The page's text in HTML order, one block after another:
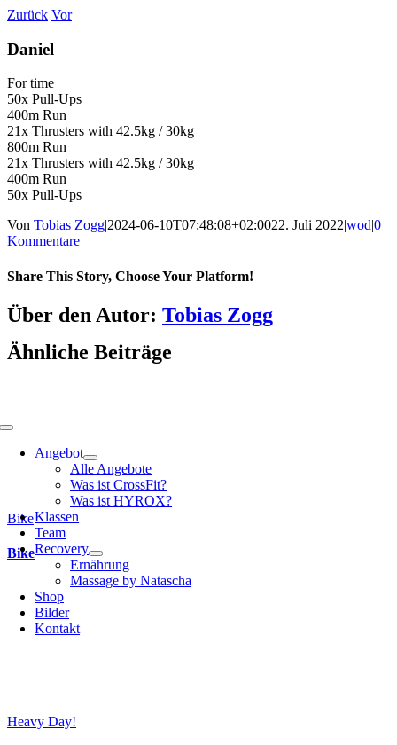
Zum
springen
Toggle
NavigationAngebot
Alle Angebote
Was ist CrossFit?
Was ist HYROX?
Klassen
Team
Recovery
Ernährung
Massage by Natascha
Shop
Bilder
Kontakt
Zurück Vor
Daniel
For time
50x Pull-Ups
400m Run
21x Thrusters with 42.5kg / 30kg
800m Run
21x Thrusters with 42.5kg / 30kg
400m Run
50x Pull-Ups
Von Tobias Zogg|2024-06-10T07:48:08+02:0022. Juli 2022|wod|0
Kommentare
Share This Story, Choose Your Platform!
Facebook
LinkedIn
WhatsApp
Telegram
Tumblr
Pinterest
Vk
Xing
E-
Mail
Über den Autor: Tobias Zogg
Ähnliche Beiträge
Bike
Bike
Heavy Day!